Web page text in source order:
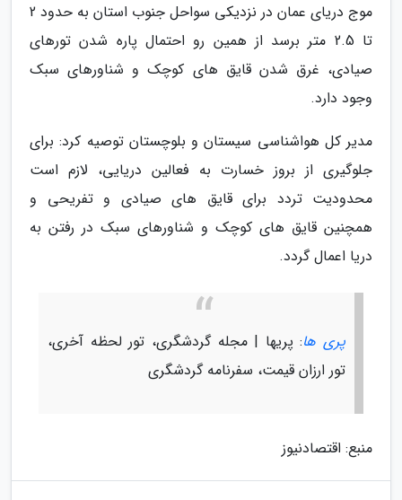
موج دریای عمان در نزدیکی سواحل جنوب استان به حدود 2
تا 2.5 متر برسد از همین رو احتمال پاره شدن تورهای
صیادی، غرق شدن قایق های کوچک و شناورهای سبک
وجود دارد.
مدیر کل هواشناسی سیستان و بلوچستان توصیه کرد: برای
جلوگیری از بروز خسارت به فعالین دریایی، لازم است
محدودیت تردد برای قایق های صیادی و تفریحی و
همچنین قایق های کوچک و شناورهای سبک در رفتن به
دریا اعمال گردد.
پری ها: پریها | مجله گردشگری، تور لحظه آخری،
تور ارزان قیمت، سفرنامه گردشگری
منبع: اقتصادنیوز